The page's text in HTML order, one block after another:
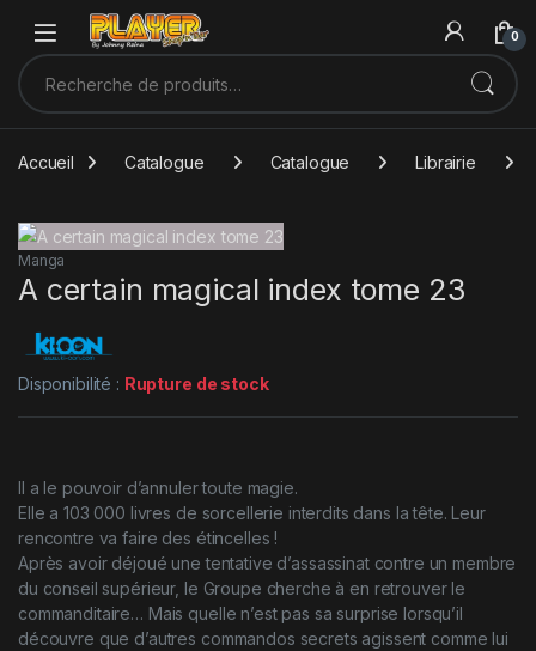
Sauter à la navigation
Skip to content
0
Recherche pour :
Accueil Catalogue Catalogue Librairie
Manga
A certain magical index tome 23
Disponibilité : Rupture de stock
Il a le pouvoir d’annuler toute magie.
Elle a 103 000 livres de sorcellerie interdits dans la tête. Leur
rencontre va faire des étincelles !
Après avoir déjoué une tentative d’assassinat contre un membre
du conseil supérieur, le Groupe cherche à en retrouver le
commanditaire… Mais quelle n’est pas sa surprise lorsqu’il
découvre que d’autres commandos secrets agissent comme lui